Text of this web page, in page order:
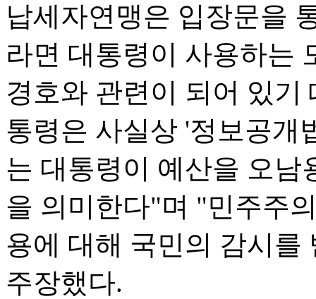
납세자연맹은 입장문을
라면 대통령이 사용하는
경호와 관련이 되어 있기
통령은 사실상 '정보공개
는 대통령이 예산을 오남
을 의미한다"며 "민주주
용에 대해 국민의 감시
주장했다.